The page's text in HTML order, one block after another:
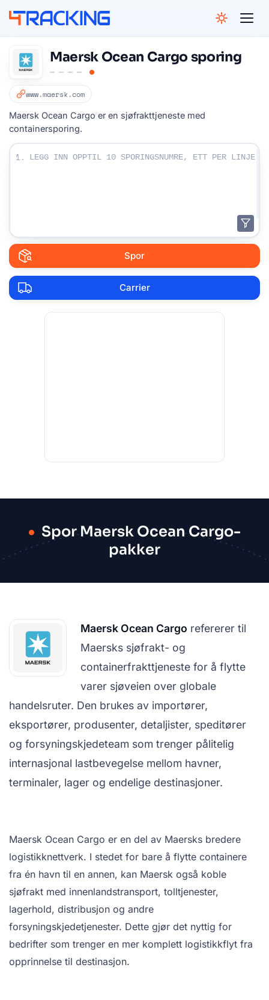
Maersk Ocean Cargo sporing
www.maersk.com
Maersk Ocean Cargo er en sjøfrakttjeneste med
containersporing.
Angi sporingsnumrene dine:
1.
Spor
Carrier
Spor Maersk Ocean Cargo-
pakker
Maersk Ocean Cargo refererer til
Maersks sjøfrakt- og
containerfrakttjeneste for å flytte
varer sjøveien over globale
handelsruter. Den brukes av importører,
eksportører, produsenter, detaljister, speditører
og forsyningskjedeteam som trenger pålitelig
internasjonal lastbevegelse mellom havner,
terminaler, lager og endelige destinasjoner.
Maersk Ocean Cargo er en del av Maersks bredere
logistikknettverk. I stedet for bare å flytte containere
fra én havn til en annen, kan Maersk også koble
sjøfrakt med innenlandstransport, tolltjenester,
lagerhold, distribusjon og andre
forsyningskjedetjenester. Dette gjør det nyttig for
bedrifter som trenger en mer komplett logistikkflyt fra
opprinnelse til destinasjon.